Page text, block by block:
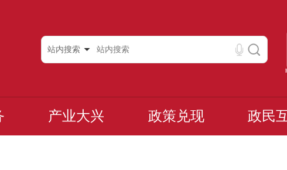
站内搜索
产业大兴 政策兑现 政民